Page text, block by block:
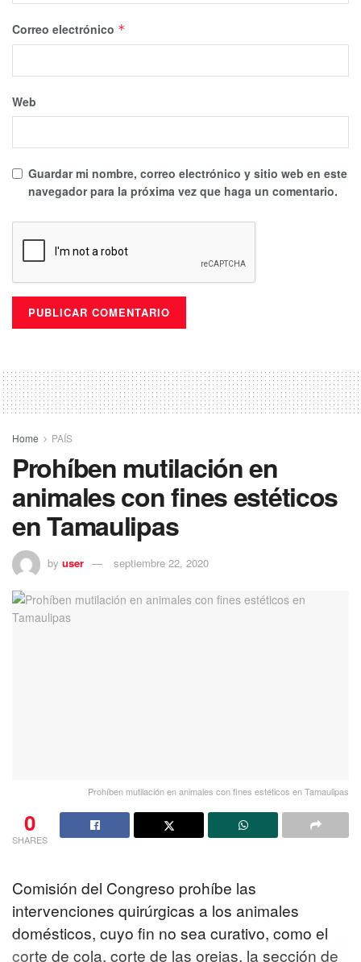
Correo electrónico *
Web
Guardar mi nombre, correo electrónico y sitio web en este
navegador para la próxima vez que haga un comentario.
Home PAÍS
Prohíben mutilación en
animales con fines estéticos
en Tamaulipas
by user septiembre 22, 2020
Prohíben mutilación en animales con fines estéticos en Tamaulipas
0
SHARES
Comisión del Congreso prohíbe las
intervenciones quirúrgicas a los animales
domésticos, cuyo fin no sea curativo, como el
corte de cola, corte de las orejas, la sección de